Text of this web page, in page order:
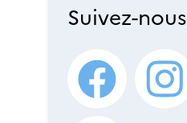
Suivez-nous